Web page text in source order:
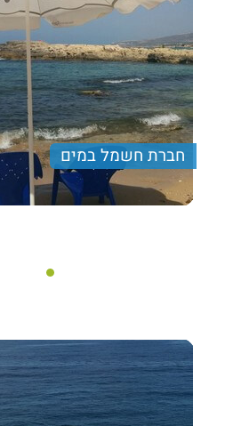
חברת חשמל במים
ימי גיבוש מיוחדים לקיץ
במעיינות, הליכה בנחלים, רחצה